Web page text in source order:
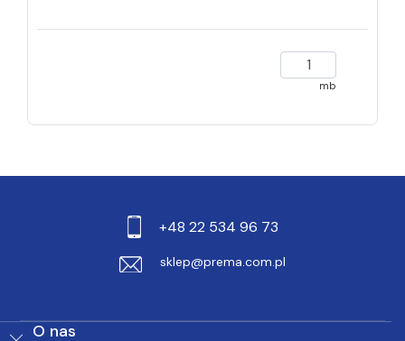
mb
+48 22 534 96 73
sklep@prema.com.pl
O nas